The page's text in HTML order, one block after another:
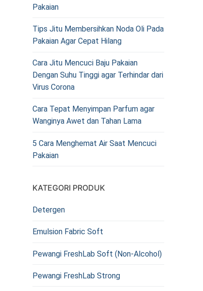
Pakaian
Tips Jitu Membersihkan Noda Oli Pada
Pakaian Agar Cepat Hilang
Cara Jitu Mencuci Baju Pakaian
Dengan Suhu Tinggi agar Terhindar dari
Virus Corona
Cara Tepat Menyimpan Parfum agar
Wanginya Awet dan Tahan Lama
5 Cara Menghemat Air Saat Mencuci
Pakaian
KATEGORI PRODUK
Detergen
Emulsion Fabric Soft
Pewangi FreshLab Soft (Non-Alcohol)
Pewangi FreshLab Strong